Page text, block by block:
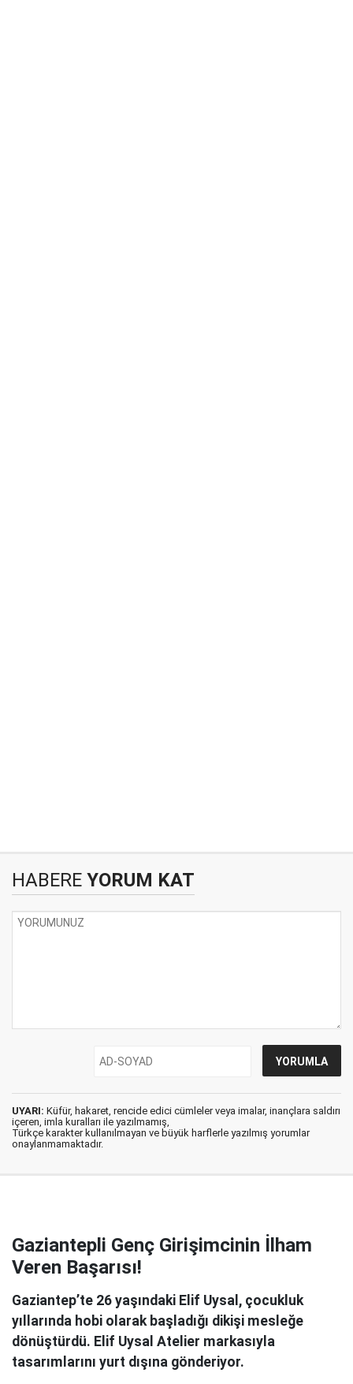
HABERE YORUM KAT
UYARI: Küfür, hakaret, rencide edici cümleler veya imalar, inançlara saldırı
içeren, imla kuralları ile yazılmamış,
Türkçe karakter kullanılmayan ve büyük harflerle yazılmış yorumlar
onaylanmamaktadır.
Gaziantepli Genç Girişimcinin İlham
Veren Başarısı!
Gaziantep’te 26 yaşındaki Elif Uysal, çocukluk
yıllarında hobi olarak başladığı dikişi mesleğe
dönüştürdü. Elif Uysal Atelier markasıyla
tasarımlarını yurt dışına gönderiyor.